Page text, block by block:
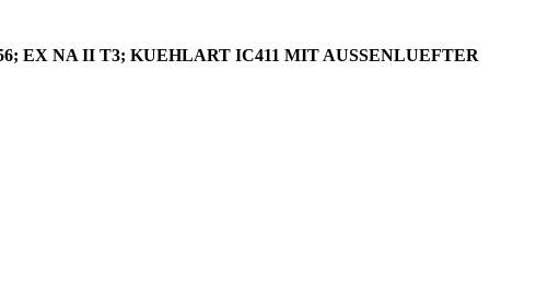
EX NA II T3; KUEHLART IC411 MIT AUSSENLUEFTER